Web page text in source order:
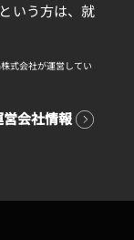
いう方は、就
式会社が運営してい
営会社情報